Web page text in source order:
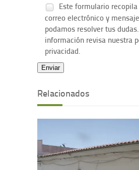
Este formulario
correo electrónico y
podamos resolver tus
información revisa nuestra
privacidad.
Relacionados